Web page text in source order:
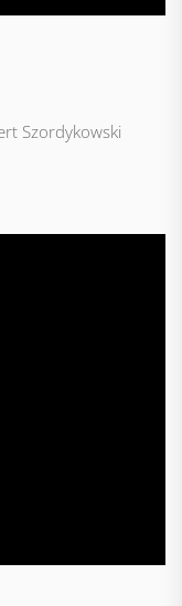
Szordykowski